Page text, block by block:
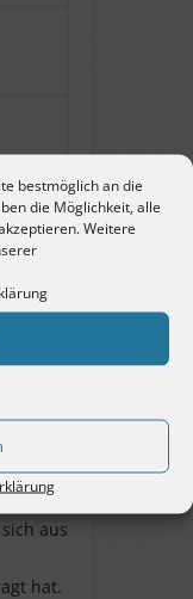
bestmöglich an die
die Möglichkeit, alle
Weitere
ihm. Er
er
aus
hat.